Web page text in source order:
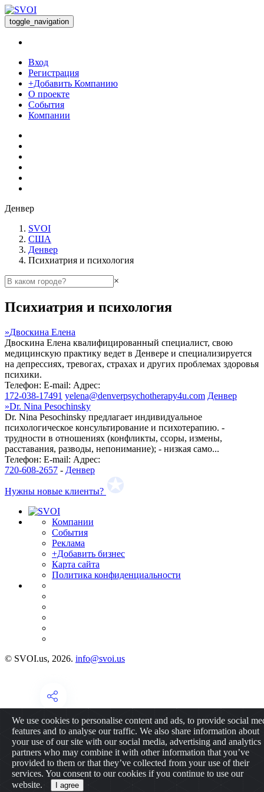
toggle_navigation
Вход
Регистрация
+Добавить Компанию
О проекте
События
Компании
Денвер
SVOI
США
Денвер
Психиатрия и психология
×
Психиатрия и психология
»Двоскина Елена
Двоскина Елена квалифицированный специалист, свою
медицинскую практику ведет в Денвере и специализируется
на депрессиях, тревогах, страхах и других проблемах здоровья
психики.
Телефон: E-mail: Адрес:
172-038-17491 yelena@denverpsychotherapy4u.com Денвер
»Dr. Nina Pesochinsky
Dr. Nina Pesochinsky предлагает индивидуальное
психологическое консультирование и психотерапию. -
трудности в отношениях (конфликты, ссоры, измены,
расставания, разводы, непонимание); - низкая само...
Телефон: E-mail: Адрес:
720-608-2657 - Денвер
Нужны новые клиенты?
Компании
События
Реклама
+Добавить бизнес
Карта сайта
Политика конфиденциальности
© SVOI.us, 2026. info@svoi.us
We use cookies to personalise content and ads, to provide social
features and to analyse our traffic. We also share information about
your use of our site with our social media, advertising and analytics
partners who may combine it with other information that you’ve
provided to them or that they’ve collected from your use of their
services. You consent to our cookies if you continue to use our
website.
I agree